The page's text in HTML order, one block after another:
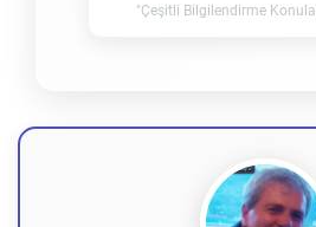
"Çeşitli Bilgilendirme